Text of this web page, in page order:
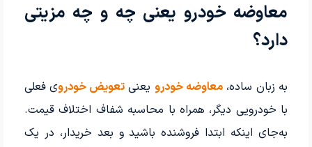
معاوضه خودرو یعنی چه و چه مزیتی
دارد؟
به زبان ساده،معاوضه خودرو یعنیتعویض خودروی فعلی
با خودرویی دیگر، همراه با محاسبه شفاف اختلاف قیمت.
به‌جای اینکه ابتدا فروشنده باشید و بعد خریدار، در یک